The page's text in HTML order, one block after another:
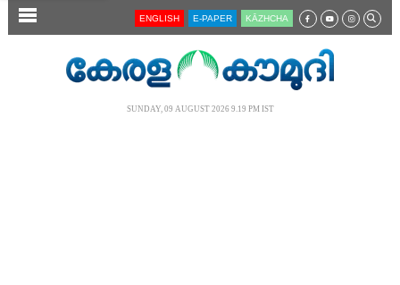
SECTIONS ENGLISH E-PAPER KĀZHCHA
SUNDAY, 09 AUGUST 2026 9.19 PM IST